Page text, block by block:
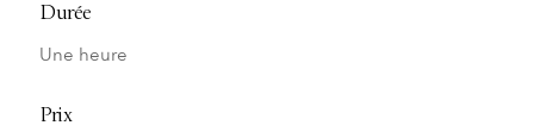
Durée
Une heure
Prix